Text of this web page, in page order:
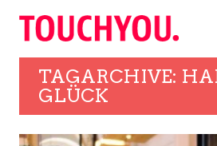
TAGARCHIVE:
GLÜCK